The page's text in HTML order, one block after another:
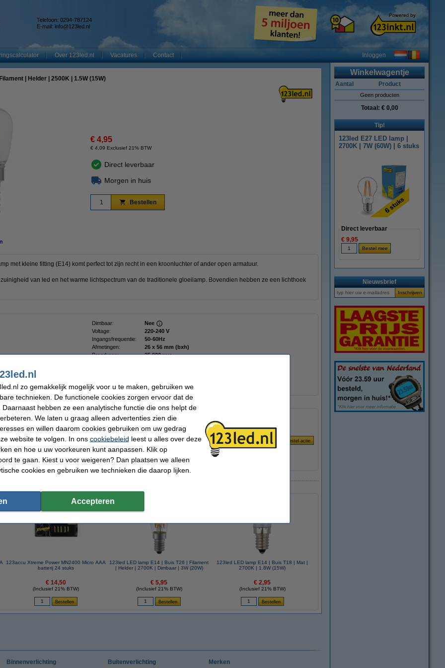
Telefoon: 0294-787124
E-mail: info@123led.nl
Over 123led.nl Vacatures Contact Inloggen
| Helder | 2500K | 1.5W (15W)
€ 4,95
€ 4,09 Exclusief 21% BTW
Direct leverbaar
Morgen in huis
Bestellen
met kleine fitting (E14) komt perfect tot zijn recht in een kroonluchter of ander open armatuur.
van led en het warme lichtspectrum van de traditionele gloeilamp. Bovendien hebben ze een lichthoek
Dimbaar:
Nee
Voltage:
220-240 V
Ingangsfrequentie:
50-60Hz
Afmetingen:
26 x 56 mm (bxh)
Branduren:
25.000 uur
| 6 stuks
artikel ook besteld hebben
123accu Xtreme Power MN2400 Micro AAA
batterij 24 stuks
€ 14,50
(Inclusief 21% BTW)
123led LED lamp E14 | Buis T26 | Filament
| Helder | 2700K | Dimbaar | 3W (20W)
€ 5,95
(Inclusief 21% BTW)
123led LED lamp E14 | Buis T18 | Mat |
2700K | 1.8W (15W)
€ 2,95
(Inclusief 21% BTW)
Winkelwagentje
Aantal Product
Geen producten
Totaal: € 0,00
Tip!
123led E27 LED lamp |
2700K | 7W (60W) | 6 stuks
Direct leverbaar
€ 9,95
Nieuwsbrief
Binnenverlichting Buitenverlichting Merken
zo gemakkelijk mogelijk voor u te maken, gebruiken we
technieken. De functionele cookies zorgen ervoor dat de
hebben ze een analytische functie die ons helpt de
We laten u graag alleen advertenties zien die
en willen daarom cookies gebruiken om uw gedrag
website te volgen. In ons cookiebeleid leest u alles over deze
en hoe u uw voorkeuren kunt aanpassen. Klik op
te gaan. Kiest u voor weigeren? Dan plaatsen we alleen
cookies en gebruiken we technieken die daarop lijken.
Accepteren